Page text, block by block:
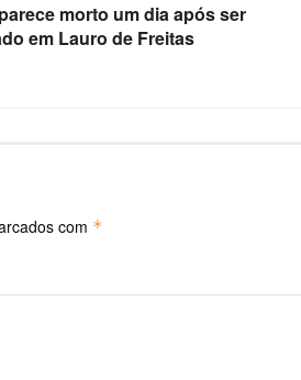
morto um dia após ser
em Lauro de Freitas
com *